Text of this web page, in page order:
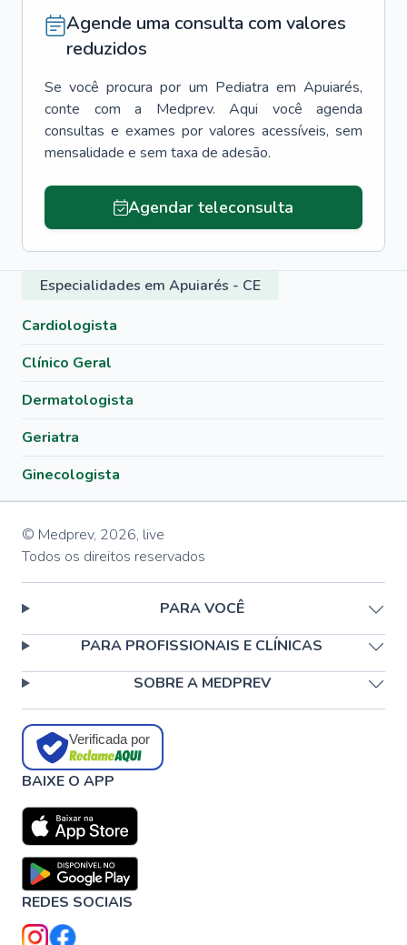
Agende uma consulta com valores
reduzidos
Se você procura por um Pediatra em Apuiarés,
conte com a Medprev. Aqui você agenda
consultas e exames por valores acessíveis, sem
mensalidade e sem taxa de adesão.
Agendar teleconsulta
Especialidades em Apuiarés - CE
Cardiologista
Clínico Geral
Dermatologista
Geriatra
Ginecologista
© Medprev, 2026, live
Todos os direitos reservados
PARA VOCÊ
PARA PROFISSIONAIS E CLÍNICAS
SOBRE A MEDPREV
Verificada por
BAIXE O APP
REDES SOCIAIS